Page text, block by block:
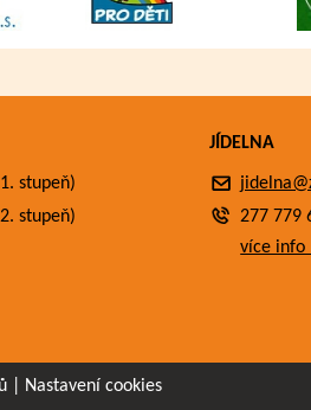
stupeň)
stupeň)
JÍDELNA
277 779
více info
Nastavení cookies